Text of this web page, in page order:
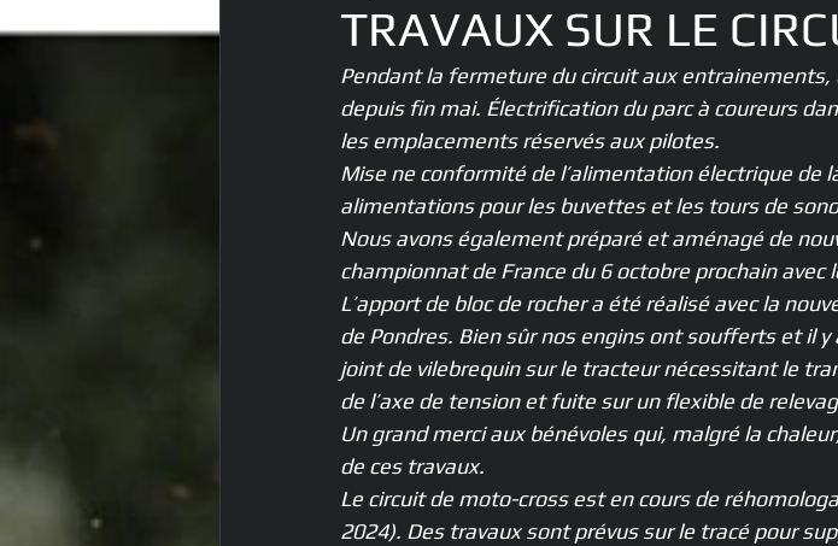
TRAVAUX SUR LE
Pendant la fermeture du circuit aux
depuis fin mai. Électrification du parc à coureurs
les emplacements réservés aux pilotes.
Mise ne conformité de l’alimentation électrique de
alimentations pour les buvettes et les tours de
Nous avons également préparé et aménagé de
championnat de France du 6 octobre prochain avec
L’apport de bloc de rocher a été réalisé avec la
de Pondres. Bien sûr nos engins ont soufferts et il
joint de vilebrequin sur le tracteur nécessitant le
de l’axe de tension et fuite sur un flexible de
Un grand merci aux bénévoles qui, malgré la
de ces travaux.
Le circuit de moto-cross est en cours de
2024). Des travaux sont prévus sur le tracé pour